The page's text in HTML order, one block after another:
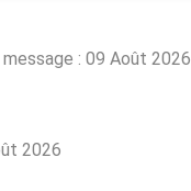
message : 09 Août 2026
2026